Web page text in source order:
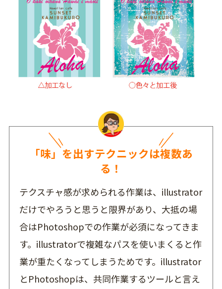
「味」を出すテクニックは複数あ
る！
テクスチャ感が求められる作業は、illustrator
だけでやろうと思うと限界があり、大抵の場
合はPhotoshopでの作業が必須になってきま
す。illustratorで複雑なパスを使いまくると作
業が重たくなってしまうためです。illustrator
とPhotoshopは、共同作業するツールと言え